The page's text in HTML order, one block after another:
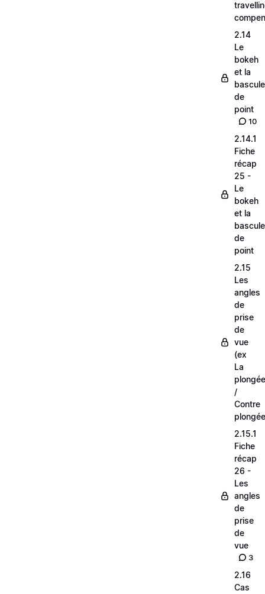
2.14
Le
bokeh
et la
bascule
de
point
10
2.14.1
Fiche
récap
25 -
Le
bokeh
et la
bascule
de
point
2.15
Les
angles
de
prise
de
vue
(ex
La
plongée
/
Contre
2.15.1
Fiche
récap
26 -
Les
angles
de
prise
de
vue
3
2.16
Cas